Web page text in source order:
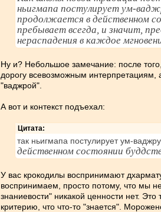
ньигмапа постулирует ум-
продолжается в действенном
пребывает всегда, и значит,
нераспадения в каждое
Ну и? Небольшое замечание: после
дорогу всевозможным интерпретациям,
"ваджрой".
А вот и контекст подъехал:
Цитата:
так ньигмапа постулирует ум-
действенном состоянии
У вас крокодилы воспринимают
воспринимаем, просто потому, что мы
знаниевости" никакой ценности нет.
критерию, что что-то "знается".